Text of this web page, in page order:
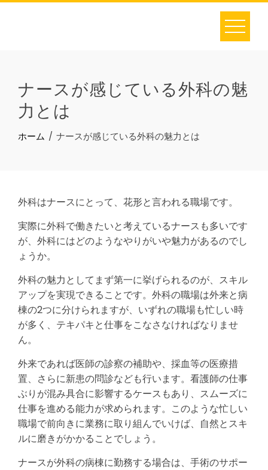
Skip
ナースが感じている外科の魅
力とは
ホーム ナースが感じている外科の魅力とは
外科はナースにとって、花形と言われる職場です。
実際に外科で働きたいと考えているナースも多いです
が、外科にはどのようなやりがいや魅力があるのでし
ょうか。
外科の魅力としてまず第一に挙げられるのが、スキル
アップを実現できることです。外科の職場は外来と病
棟の2つに分けられますが、いずれの職場も忙しい時
が多く、テキパキと仕事をこなさなければなりませ
ん。
外来であれば医師の診察の補助や、採血等の医療措
置、さらに新患の問診なども行います。看護師の仕事
ぶりが混み具合に影響するケースもあり、スムーズに
仕事を進める能力が求められます。このような忙しい
職場で前向きに業務に取り組んでいけば、自然とスキ
ルに磨きがかかることでしょう。
ナースが外科の病棟に勤務する場合は、手術のサポー